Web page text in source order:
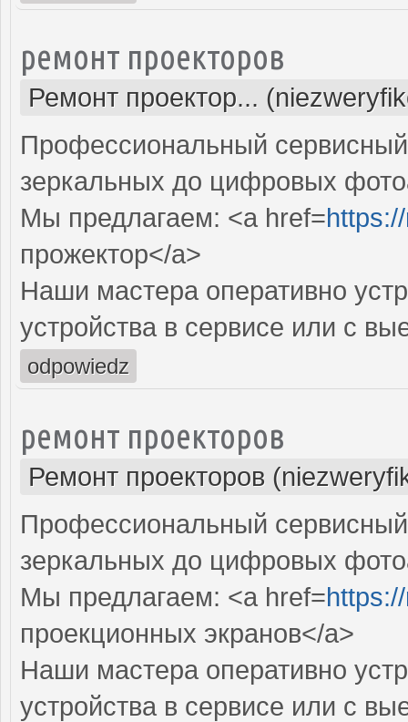
ремонт проекторов
Ремонт проектор...
Профессиональный
зеркальных до цифровых
Мы предлагаем: <a href=
прожектор</a>
Наши мастера оперативно
устройства в сервисе или с
odpowiedz
ремонт проекторов
Ремонт проекторов
Профессиональный
зеркальных до цифровых
Мы предлагаем: <a href=
проекционных экранов</a>
Наши мастера оперативно
устройства в сервисе или с